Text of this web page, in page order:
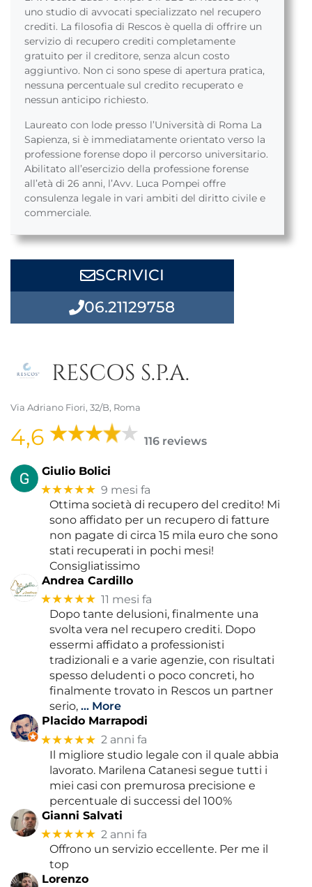
uno studio di avvocati specializzato nel recupero
crediti. La filosofia di Rescos è quella di offrire un
servizio di recupero crediti completamente
gratuito per il creditore, senza alcun costo
aggiuntivo. Non ci sono spese di apertura pratica,
nessuna percentuale sul credito recuperato e
nessun anticipo richiesto.
Laureato con lode presso l’Università di Roma La
Sapienza, si è immediatamente orientato verso la
professione forense dopo il percorso universitario.
Abilitato all’esercizio della professione forense
all’età di 26 anni, l’Avv. Luca Pompei offre
consulenza legale in vari ambiti del diritto civile e
commerciale.
SCRIVICI
06.21129758
RESCOS S.P.A.
Via Adriano Fiori, 32/B, Roma
4,6 116 reviews
Giulio Bolici
★★★★★ 9 mesi fa
Ottima società di recupero del credito! Mi
sono affidato per un recupero di fatture
non pagate di circa 15 mila euro che sono
stati recuperati in pochi mesi!
Consigliatissimo
Andrea Cardillo
★★★★★ 11 mesi fa
Dopo tante delusioni, finalmente una
svolta vera nel recupero crediti. Dopo
essermi affidato a professionisti
tradizionali e a varie agenzie, con risultati
spesso deludenti o poco concreti, ho
finalmente trovato in Rescos un partner
serio, … More
Placido Marrapodi
★★★★★ 2 anni fa
Il migliore studio legale con il quale abbia
lavorato. Marilena Catanesi segue tutti i
miei casi con premurosa precisione e
percentuale di successi del 100%
Gianni Salvati
★★★★★ 2 anni fa
Offrono un servizio eccellente. Per me il
top
Lorenzo